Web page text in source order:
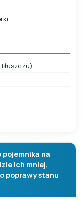
na
ich mniej,
poprawy stanu